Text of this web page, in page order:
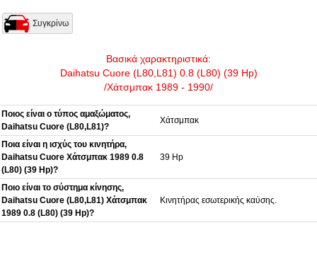
Συγκρίνω
Βασικά χαρακτηριστικά:
Daihatsu Cuore (L80,L81) 0.8 (L80) (39 Hp)
/Χάτσμπακ 1989 - 1990/
Ποιος είναι ο τύπος αμαξώματος,
Daihatsu Cuore (L80,L81)?
Χάτσμπακ
Ποια είναι η ισχύς του κινητήρα,
Daihatsu Cuore Χάτσμπακ 1989 0.8
(L80) (39 Hp)?
39 Hp
Ποιο είναι το σύστημα κίνησης,
Daihatsu Cuore (L80,L81) Χάτσμπακ
1989 0.8 (L80) (39 Hp)?
Κινητήρας εσωτερικής καύσης.